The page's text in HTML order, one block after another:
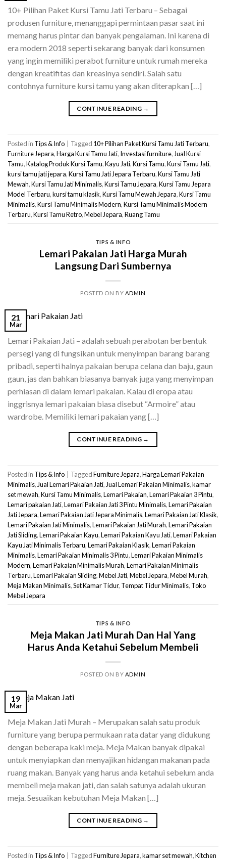
10+ Pilihan Paket Kursi Tamu Jati Terbaru – Sebagai
produsen furniture, menanggapi permintaan pasar saat ini
memang harus pintar dan banyak pengalaman. Ini karena di
era modern 2018 seperti sekarang banyak dari konsumen
yang ingin memiliki perabot furniture untuk rumah mereka
dengan kreatifitas dan kreasinya sendiri. Salah satu
contohnya furniture kursi tamu yang akan diterapkan […]
CONTINUE READING →
Posted in Tips & Info | Tagged 10+ Pilihan Paket Kursi Tamu Jati Terbaru,
Furniture Jepara,Harga Kursi Tamu Jati, Investasi furniture, Jual Kursi
Tamu,Katalog Produk Kursi Tamu,Kayu Jati,Kursi Tamu,Kursi Tamu Jati,
kursi tamu jati jepara,Kursi Tamu Jati Jepara Terbaru,Kursi Tamu Jati
Mewah,Kursi Tamu Jati Minimalis,Kursi Tamu Jepara,Kursi Tamu Jepara
Model Terbaru,kursi tamu klasik,Kursi Tamu Mewah Jepara,Kursi Tamu
Minimalis,Kursi Tamu Minimalis Modern,Kursi Tamu Minimalis Modern
Terbaru,Kursi Tamu Retro,Mebel Jepara,Ruang Tamu
TIPS & INFO
Lemari Pakaian Jati Harga Murah
Langsung Dari Sumbernya
POSTED ON BY ADMIN
21
Mar
Lemari Pakaian Jati – adalah sebuah perabotan berbentuk
persegi yang di fungsikan untuk menyimpan barang barang
pribadi, seperti halnya pakaian berupa celana dan baju, gaun
gaun, jas dan bahkan biasanya banyak juga yang menyimpan
perhiasan di dalam lemari pakaian. Kalau di eropa atau
inggrisnya lemari pakaian biasa disebut “Armoire” atau
wardrobe. Memiliki lemari pakaian yang […]
CONTINUE READING →
Posted in Tips & Info TaggedFurniture Jepara,Harga Lemari Pakaian
Minimalis, Jual Lemari Pakaian Jati, Jual Lemari Pakaian Minimalis,kamar
set mewah,Kursi Tamu Minimalis,Lemari Pakaian,Lemari Pakaian 3 Pintu,
Lemari pakaian Jati,Lemari Pakaian Jati 3 Pintu Minimalis,Lemari Pakaian
Jati Jepara,Lemari Pakaian Jati Jepara Minimalis,Lemari Pakaian Jati Klasik,
Lemari Pakaian Jati Minimalis,Lemari Pakaian Jati Murah,Lemari Pakaian
Jati Sliding,Lemari Pakaian Kayu,Lemari Pakaian Kayu Jati,Lemari Pakaian
Kayu Jati Minimalis Terbaru,Lemari Pakaian Klasik,Lemari Pakaian
Minimalis,Lemari Pakaian Minimalis 3 Pintu,Lemari Pakaian Minimalis
Modern,Lemari Pakaian Minimalis Murah,Lemari Pakaian Minimalis
Terbaru,Lemari Pakaian Sliding,Mebel Jati,Mebel Jepara,Mebel Murah,
Meja Makan Minimalis,Set Kamar Tidur, Tempat Tidur Minimalis, Toko
Mebel Jepara
TIPS & INFO
Meja Makan Jati Murah Dan Hal Yang
Harus Anda Ketahui Sebelum Membeli
POSTED ON BY ADMIN
19
Mar
Meja Makan Jati Murah – Merupakan salah satu produk
furniture yang berupa permukaan rata datar yang didukung
dengan beberapa kaki meja. Meja Makan banyak dipakai
untuk menyiapkan dan menyajikan hidangan makanan pada
ruang makan. Banyak yang harus anda ketahui sebelum anda
membeli meja makan jati, dan salah satunya adalah ukuran
meja. Sesuaikan kebutuhan Meja Makan […]
CONTINUE READING →
Posted in Tips & Info TaggedFurniture Jepara,kamar set mewah,Kitchen